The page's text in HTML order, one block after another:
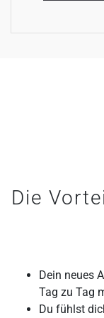
Die
Dein neues
Tag zu Tag
Du fühlst